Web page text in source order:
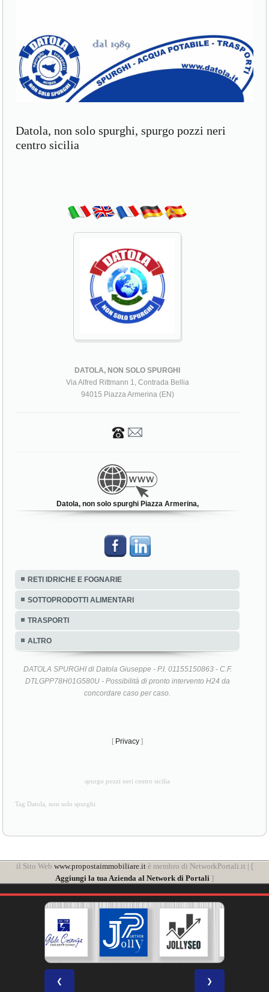
Datola, non solo spurghi, spurgo pozzi neri
centro sicilia
DATOLA, NON SOLO SPURGHI
Via Alfred Rittmann 1, Contrada Bellia
Datola, non solo spurghi Piazza Armerina,
DATOLA SPURGHI di Datola Giuseppe - P.I. 01155150863 - C.F.
DTLGPP78H01G580U - Possibilità di pronto intervento H24 da
www.propostaimmobiliare.it è membro di NetworkPortali.it | [
Aggiungi la tua Azienda al Network di Portali]